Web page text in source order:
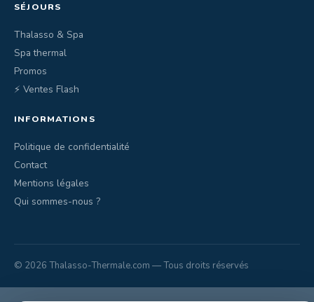
SÉJOURS
Thalasso & Spa
Spa thermal
Promos
⚡ Ventes Flash
INFORMATIONS
Politique de confidentialité
Contact
Mentions légales
Qui sommes-nous ?
© 2026 Thalasso-Thermale.com — Tous droits réservés